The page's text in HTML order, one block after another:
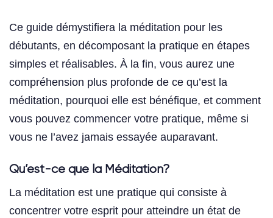
Ce guide démystifiera la méditation pour les
débutants, en décomposant la pratique en étapes
simples et réalisables. À la fin, vous aurez une
compréhension plus profonde de ce qu’est la
méditation, pourquoi elle est bénéfique, et comment
vous pouvez commencer votre pratique, même si
vous ne l’avez jamais essayée auparavant.
Qu’est-ce que la Méditation?
La méditation est une pratique qui consiste à
concentrer votre esprit pour atteindre un état de